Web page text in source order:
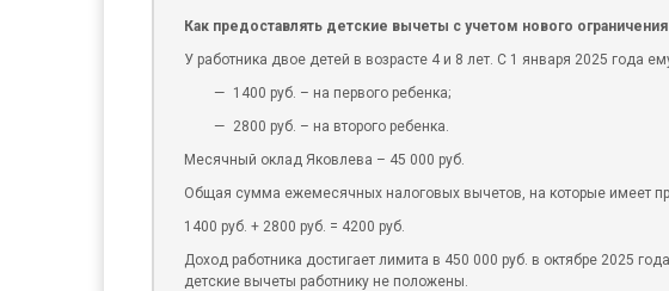
Как предоставлять детские вычеты с учетом нового
У работника двое детей в возрасте 4 и 8 лет. С 1 января 2025 года
1400 руб. – на первого ребенка;
2800 руб. – на второго ребенка.
Месячный оклад Яковлева – 45 000 руб.
Общая сумма ежемесячных налоговых вычетов, на которые имеет
1400 руб. + 2800 руб. = 4200 руб.
Доход работника достигает лимита в 450 000 руб. в октябре 2025
детские вычеты работнику не положены.